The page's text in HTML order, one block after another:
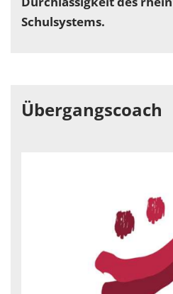
Schulsystems.
Übergangscoach